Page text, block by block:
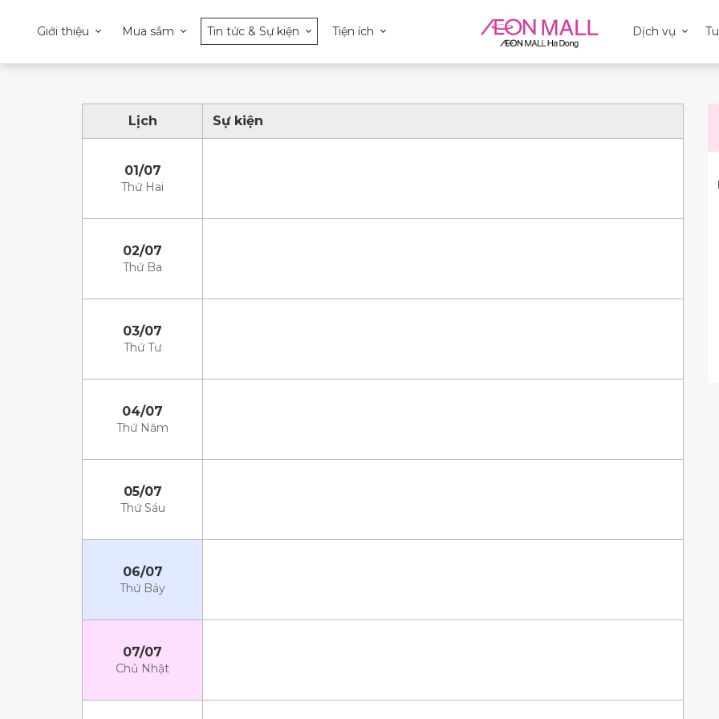
Giới thiệu Mua sắm Tin tức & Sự kiện Tiện ích Dịch vụ
Lịch Sự kiện
01/07
Thứ Hai
02/07
Thứ Ba
03/07
Thứ Tư
04/07
Thứ Năm
05/07
Thứ Sáu
06/07
Thứ Bảy
07/07
Chủ Nhật